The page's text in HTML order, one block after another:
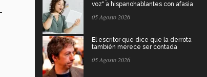
voz" a hispanohablantes con afasia
05 Agosto 2026
El escritor que dice que la derrota
también merece ser contada
05 Agosto 2026